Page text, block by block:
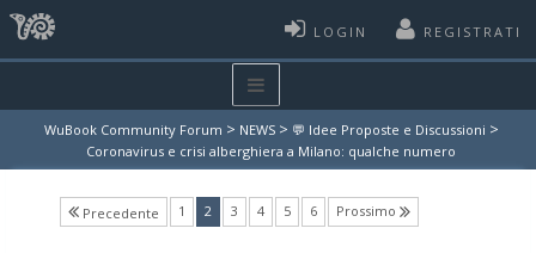
LOGIN REGISTRATI
WuBook Community Forum > NEWS > 💬 Idee Proposte e Discussioni >
Coronavirus e crisi alberghiera a Milano: qualche numero
Precedente 1 2(current)
3 4 5 6 Prossimo